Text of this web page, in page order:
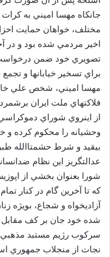
جانکاه مهسا اميني به کرات
مختلف، خواهان حمايت
اخير مردمي شده بود و در
تصويري خود ضمن درخواست
براي تسخير خيابانها و
مهسا اميني، شخص علي
فلاکتهاي ملت ايران
از اينروي شوراي
وحشيانه را محکوم کرده و
بيقيد و شرط حشمتاالله
عدالتگريز اين نظام
شورا بعنوان بخشي از
که تا آخرين گام در کنار
آزاديخواه و شجاع، بويژه
شده خود جان بر کف
سرکوب رژيم مستبد مذهبي
نجات از منجلاب جمهوري